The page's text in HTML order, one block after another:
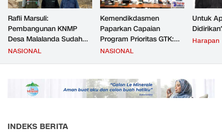
Rafli Marsuli:
Pembangunan KNMP
Desa Malalanda Sudah
Mencapai 69 Persen dan
JMD dan JMF
NASIONAL
Kemendikdasmen
Paparkan Capaian
Program Prioritas GTK:
Kompetensi Meningkat,
NASIONAL
Untuk
Harapan
INDEKS BERITA